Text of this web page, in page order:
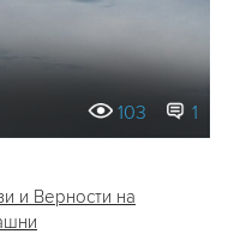
103 1
и Верности на